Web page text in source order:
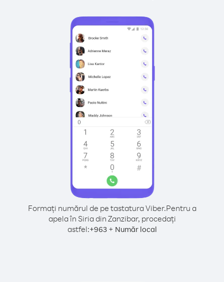
Formați numărul de pe tastatura Viber.Pentru a
apela în Siria din Zanzibar, procedați
astfel:+963+ Număr local